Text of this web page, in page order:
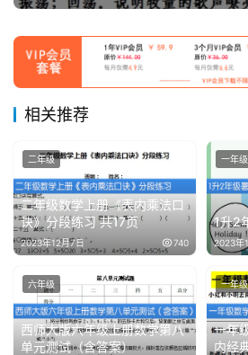
相关推荐
二年级数学上册《表内乘法口
诀》分段练习 共17页
2023年12月7日 740
二年级
1升2
2023年
一年级
西师大版六年级上册数学第八
单元测试（含答案）
六年级
一年
内经
一年级